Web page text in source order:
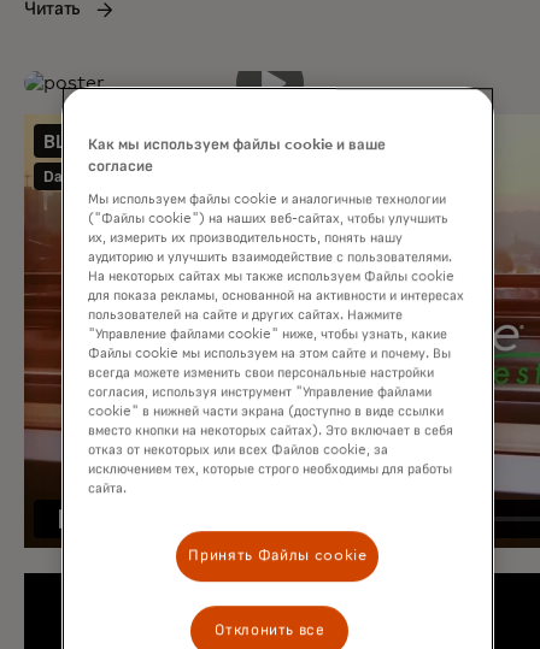
Читать
Как мы используем файлы cookie и ваше
согласие
Мы используем файлы cookie и аналогичные технологии
("Файлы cookie") на наших веб-сайтах, чтобы улучшить
их, измерить их производительность, понять нашу
аудиторию и улучшить взаимодействие с пользователями.
На некоторых сайтах мы также используем Файлы cookie
для показа рекламы, основанной на активности и интересах
пользователей на сайте и других сайтах. Нажмите
"Управление файлами cookie" ниже, чтобы узнать, какие
Файлы cookie мы используем на этом сайте и почему. Вы
всегда можете изменить свои персональные настройки
согласия, используя инструмент "Управление файлами
cookie" в нижней части экрана (доступно в виде ссылки
вместо кнопки на некоторых сайтах). Это включает в себя
отказ от некоторых или всех Файлов cookie, за
исключением тех, которые строго необходимы для работы
сайта.
Принять Файлы cookie
Отклонить все